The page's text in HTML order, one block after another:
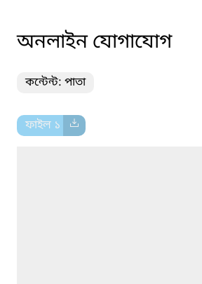
অনলাইন যোগাযোগ
কন্টেন্ট: পাতা
ফাইল ১